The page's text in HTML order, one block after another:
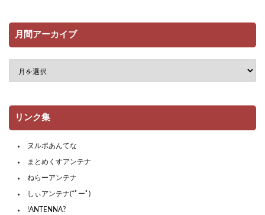
月間アーカイブ
リンク集
ヌルポあんてな
まとめくすアンテナ
ねらーアンテナ
しぃアンテナ(*ﾟーﾟ)
!ANTENNA?